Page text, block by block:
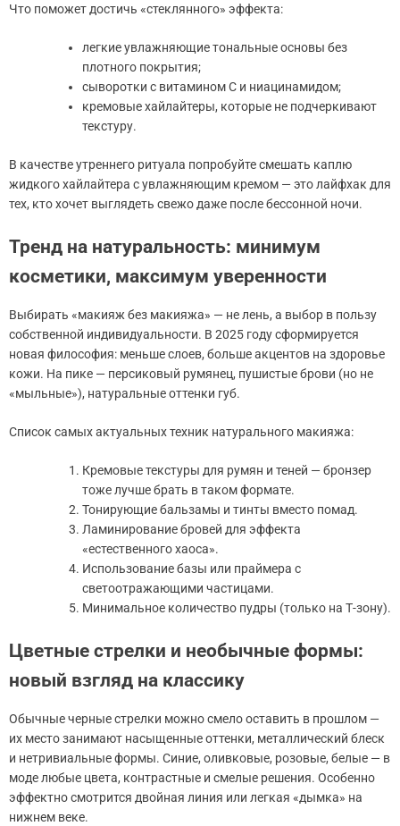
Что поможет достичь «стеклянного» эффекта:
легкие увлажняющие тональные основы без
плотного покрытия;
сыворотки с витамином C и ниацинамидом;
кремовые хайлайтеры, которые не подчеркивают
текстуру.
В качестве утреннего ритуала попробуйте смешать каплю
жидкого хайлайтера с увлажняющим кремом — это лайфхак для
тех, кто хочет выглядеть свежо даже после бессонной ночи.
Тренд на натуральность: минимум
косметики, максимум уверенности
Выбирать «макияж без макияжа» — не лень, а выбор в пользу
собственной индивидуальности. В 2025 году сформируется
новая философия: меньше слоев, больше акцентов на здоровье
кожи. На пике — персиковый румянец, пушистые брови (но не
«мыльные»), натуральные оттенки губ.
Список самых актуальных техник натурального макияжа:
Кремовые текстуры для румян и теней — бронзер
тоже лучше брать в таком формате.
Тонирующие бальзамы и тинты вместо помад.
Ламинирование бровей для эффекта
«естественного хаоса».
Использование базы или праймера с
светоотражающими частицами.
Минимальное количество пудры (только на Т-зону).
Цветные стрелки и необычные формы:
новый взгляд на классику
Обычные черные стрелки можно смело оставить в прошлом —
их место занимают насыщенные оттенки, металлический блеск
и нетривиальные формы. Синие, оливковые, розовые, белые — в
моде любые цвета, контрастные и смелые решения. Особенно
эффектно смотрится двойная линия или легкая «дымка» на
нижнем веке.